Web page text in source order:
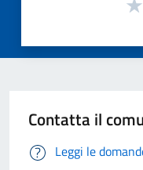
Contatta il
Leggi le